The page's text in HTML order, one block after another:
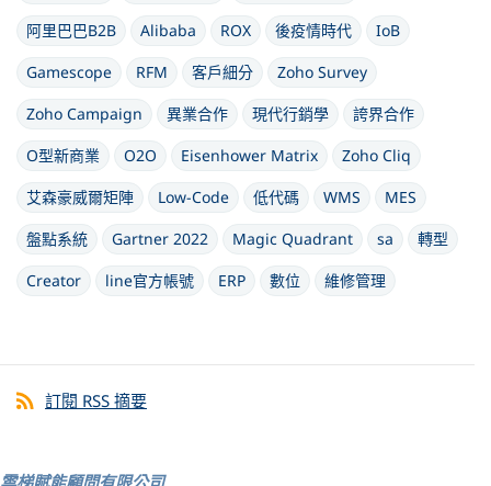
阿里巴巴B2B
Alibaba ROX 後疫情時代
IoB
Gamescope
RFM 客戶細分
Zoho Survey
Zoho Campaign
異業合作 現代行銷學
誇界合作
O型新商業
O2O Eisenhower Matrix
Zoho Cliq
艾森豪威爾矩陣
Low-Code 低代碼 WMS
MES
盤點系統
Gartner 2022 Magic Quadrant sa
轉型
Creator
line官方帳號 ERP 數位 維修管理
訂閱 RSS 摘要
雲梯賦能顧問有限公司